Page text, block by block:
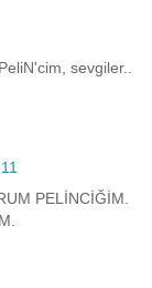
sevgiler..
PELİNCİĞİM.